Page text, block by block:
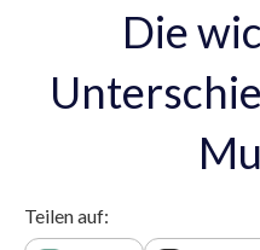
Die
Teilen auf: